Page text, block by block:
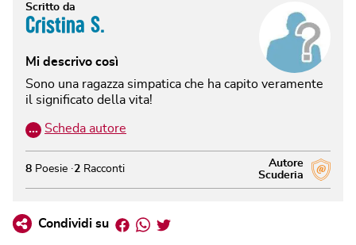
Scritto da
Cristina S.
Mi descrivo così
Sono una ragazza simpatica che ha capito veramente
il significato della vita!
… Scheda autore
Autore
Scuderia
8 Poesie 2 Racconti
Condividi su Facebook
Whatsapp
Twitter